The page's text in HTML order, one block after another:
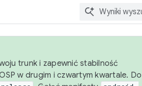
trunk i zapewnić stabilność
w drugim i czwartym kwartale. Do